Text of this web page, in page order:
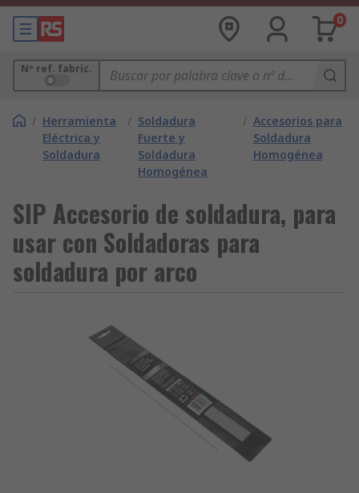
0
Nº ref. fabric.
/ Herramienta
Eléctrica y
Soldadura
/ Soldadura
Fuerte y
Soldadura
Homogénea
/ Accesorios para
Soldadura
Homogénea
SIP Accesorio de soldadura, para
usar con Soldadoras para
soldadura por arco